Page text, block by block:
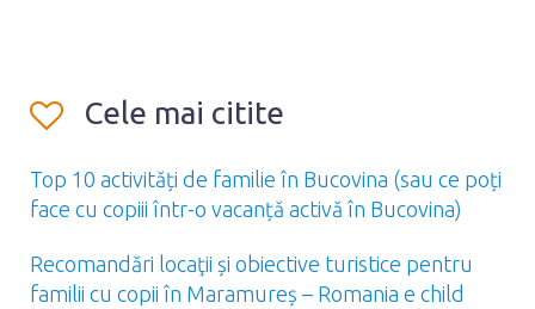
Cele mai citite
Top 10 activități de familie în Bucovina (sau ce poți
face cu copiii într-o vacanță activă în Bucovina)
Recomandări locaţii și obiective turistice pentru
familii cu copii în Maramureș – Romania e child